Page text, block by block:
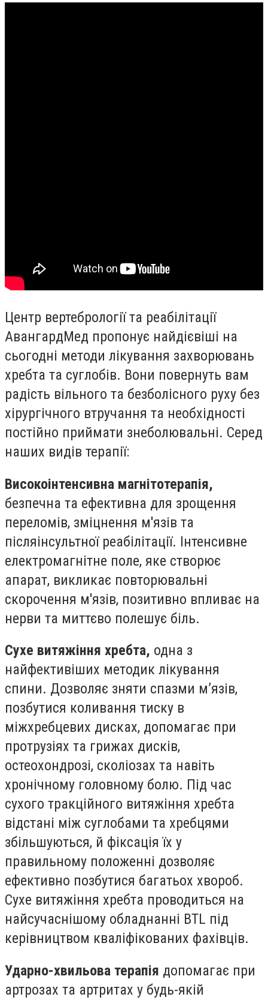
Центр вертебрології та реабілітації
АвангардМед пропонує найдієвіші на
сьогодні методи лікування захворювань
хребта та суглобів. Вони повернуть вам
радість вільного та безболісного руху без
хірургічного втручання та необхідності
постійно приймати знеболювальні. Серед
наших видів терапії:
Високоінтенсивна магнітотерапія,
безпечна та ефективна для зрощення
переломів, зміцнення м'язів та
післяінсультної реабілітації. Інтенсивне
електромагнітне поле, яке створює
апарат, викликає повторювальні
скорочення м'язів, позитивно впливає на
нерви та миттєво полешує біль.
Сухе витяжіння хребта, одна з
найфективіших методик лікування
спини. Дозволяє зняти спазми м’язів,
позбутися коливання тиску в
міжхребцевих дисках, допомагає при
протрузіях та грижах дисків,
остеохондрозі, сколіозах та навіть
хронічному головному болю. Під час
сухого тракційного витяжіння хребта
відстані між суглобами та хребцями
збільшуються, й фіксація їх у
правильному положенні дозволяє
ефективно позбутися багатьох хвороб.
Сухе витяжіння хребта проводиться на
найсучаснішому обладнанні BTL під
керівництвом кваліфікованих фахівців.
Ударно-хвильова терапія допомагає при
артрозах та артритах у будь-якій